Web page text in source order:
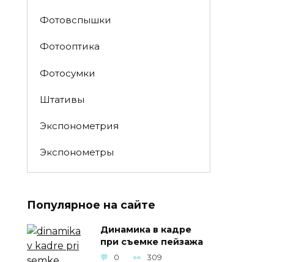
Фотовспышки
Фотооптика
Фотосумки
Штативы
Экспонометрия
Экспонометры
Популярное на сайте
Динамика в кадре
при съемке пейзажа
0 309